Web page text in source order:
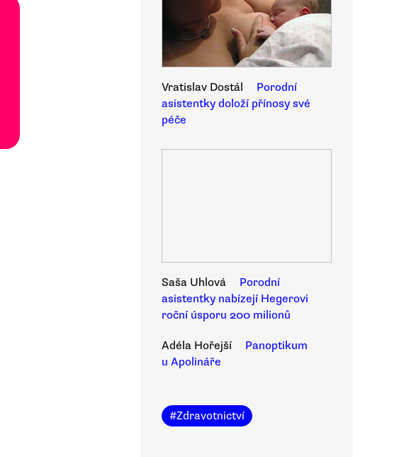
Vratislav Dostál
Porodní
asistentky doloží přínosy své
péče
Saša Uhlová
Porodní
asistentky nabízejí Hegerovi
roční úsporu 200 milionů
Adéla Hořejší
Panoptikum
u Apolináře
#Zdravotnictví